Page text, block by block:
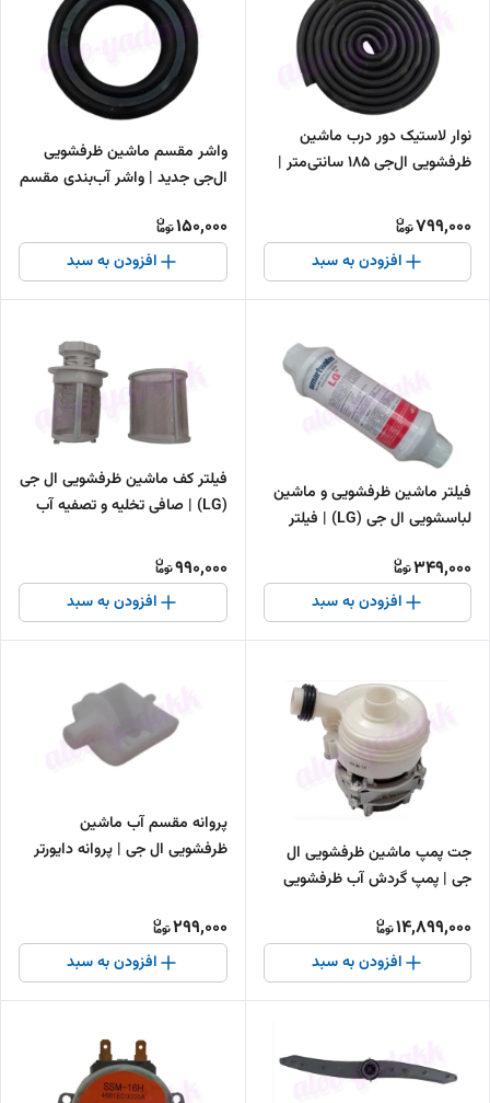
نوار لاستیک دور درب ماشین
ظرفشویی ال‌جی ۱۸۵ سانتی‌متر |
799,000
افزودن به سبد
واشر مقسم ماشین ظرفشویی
ال‌جی جدید | واشر آب‌بندی مقسم
150,000
افزودن به سبد
فیلتر ماشین ظرفشویی و ماشین
لباسشویی ال جی (LG) | فیلتر
349,000
افزودن به سبد
فیلتر کف ماشین ظرفشویی ال جی
(LG) | صافی تخلیه و تصفیه آب
990,000
افزودن به سبد
جت پمپ ماشین ظرفشویی ال
جی | پمپ گردش آب ظرفشویی
14,899,000
افزودن به سبد
پروانه مقسم آب ماشین
ظرفشویی ال جی | پروانه دایورتر
299,000
افزودن به سبد